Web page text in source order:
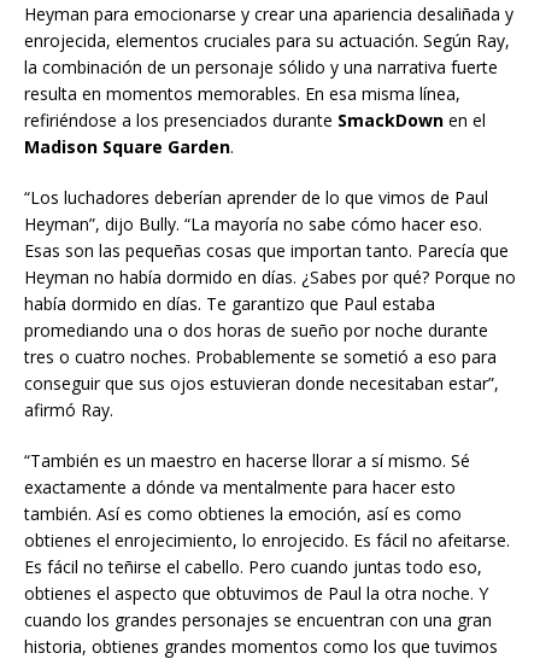
Heyman para emocionarse y crear una apariencia desaliñada y
enrojecida, elementos cruciales para su actuación. Según Ray,
la combinación de un personaje sólido y una narrativa fuerte
resulta en momentos memorables. En esa misma línea,
refiriéndose a los presenciados durante SmackDown en el
Madison Square Garden.
“Los luchadores deberían aprender de lo que vimos de Paul
Heyman”, dijo Bully. “La mayoría no sabe cómo hacer eso.
Esas son las pequeñas cosas que importan tanto. Parecía que
Heyman no había dormido en días. ¿Sabes por qué? Porque no
había dormido en días. Te garantizo que Paul estaba
promediando una o dos horas de sueño por noche durante
tres o cuatro noches. Probablemente se sometió a eso para
conseguir que sus ojos estuvieran donde necesitaban estar”,
afirmó Ray.
“También es un maestro en hacerse llorar a sí mismo. Sé
exactamente a dónde va mentalmente para hacer esto
también. Así es como obtienes la emoción, así es como
obtienes el enrojecimiento, lo enrojecido. Es fácil no afeitarse.
Es fácil no teñirse el cabello. Pero cuando juntas todo eso,
obtienes el aspecto que obtuvimos de Paul la otra noche. Y
cuando los grandes personajes se encuentran con una gran
historia, obtienes grandes momentos como los que tuvimos